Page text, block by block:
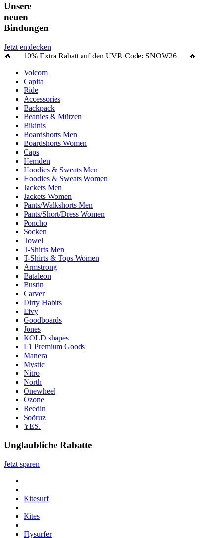
Unsere
neuen
Bindungen
Jetzt entdecken
🔥 10% Extra Rabatt auf den UVP. Code: SNOW26 🔥
Volcom
Capita
Ride
Accessories
Backpack
Beanies & Mützen
Bikinis
Boardshorts Men
Boardshorts Women
Caps
Hemden
Hoodies & Sweats Men
Hoodies & Sweats Women
Jackets Men
Jackets Women
Pants/Walkshorts Men
Pants/Short/Dress Women
Poncho
Socken
Towel
T-Shirts Men
T-Shirts & Tops Women
Armstrong
Bataleon
Bustin
Carver
Dirty Habits
Eivy
Goodboards
Jones
KOLD shapes
L1 Premium Goods
Manera
Mystic
Nitro
North
Onewheel
Ozone
Reedin
Soöruz
YES.
Unglaubliche Rabatte
Jetzt sparen
Kitesurf
Kites
Flysurfer